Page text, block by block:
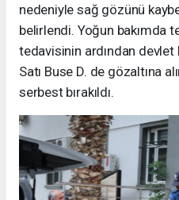
nedeniyle sağ gözünü
belirlendi. Yoğun bakımda
tedavisinin ardından devlet
Satı Buse D. de gözaltına
serbest bırakıldı.